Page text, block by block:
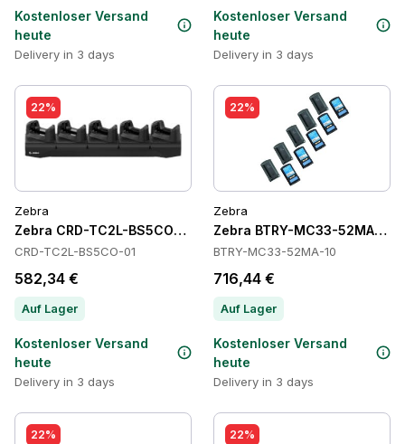
Kostenloser Versand
heute
Delivery in 3 days
Kostenloser Versand
heute
Delivery in 3 days
22%
Zebra
Zebra CRD-TC2L-BS5CO-01 Cradles
CRD-TC2L-BS5CO-01
582,34 €
Auf Lager
Kostenloser Versand
heute
Delivery in 3 days
22%
Zebra
Zebra BTRY-MC33-52MA-10
BTRY-MC33-52MA-10
716,44 €
Auf Lager
Kostenloser Versand
heute
Delivery in 3 days
22% 22%